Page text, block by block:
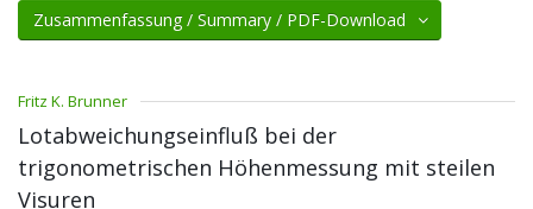
Zusammenfassung / Summary / PDF-Download
Fritz K. Brunner
Lotabweichungseinfluß bei der
trigonometrischen Höhenmessung mit steilen
Visuren